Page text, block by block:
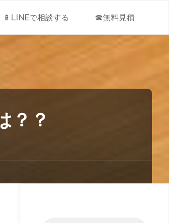
📱LINEで相談する ☎無料見積
？？